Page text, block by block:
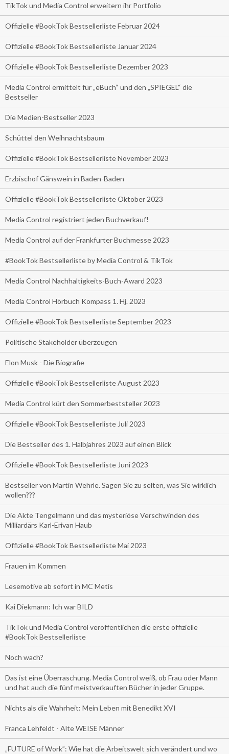
TikTok und Media Control erweitern ihr Portfolio
Offizielle #BookTok Bestsellerliste Februar 2024
Offizielle #BookTok Bestsellerliste Januar 2024
Offizielle #BookTok Bestsellerliste Dezember 2023
Media Control ermittelt für „eBuch“ und den „SPIEGEL“ die
Bestseller
Die Medien-Bestseller 2023
Schüttel den Weihnachtsbaum
Offizielle #BookTok Bestsellerliste November 2023
Erzbischof Gänswein in Baden-Baden
Offizielle #BookTok Bestsellerliste Oktober 2023
Media Control registriert jeden Buchverkauf!
Media Control auf der Frankfurter Buchmesse 2023
#BookTok Bestsellerliste by Media Control & TikTok
Media Control Nachhaltigkeits-Buch-Award 2023
Media Control Hörbuch Kompass 1. Hj. 2023
Offizielle #BookTok Bestsellerliste September 2023
Politische Stakeholder überzeugen
Elon Musk - Die Biografie
Offizielle #BookTok Bestsellerliste August 2023
Media Control kürt den Sommerbeststeller 2023
Offizielle #BookTok Bestsellerliste Juli 2023
Die Bestseller des 1. Halbjahres 2023 auf einen Blick
Offizielle #BookTok Bestsellerliste Juni 2023
Bestseller von Martin Wehrle. Sagen Sie zu selten, was Sie wirklich
wollen???
Die Akte Tengelmann und das mysteriöse Verschwinden des
Milliardärs Karl-Erivan Haub
Offizielle #BookTok Bestsellerliste Mai 2023
Frauen im Kommen
Lesemotive ab sofort in MC Metis
Kai Diekmann: Ich war BILD
TikTok und Media Control veröffentlichen die erste offizielle
#BookTok Bestsellerliste
Noch wach?
Das ist eine Überraschung. Media Control weiß, ob Frau oder Mann
und hat auch die fünf meistverkauften Bücher in jeder Gruppe.
Nichts als die Wahrheit: Mein Leben mit Benedikt XVI
Franca Lehfeldt - Alte WEISE Männer
„FUTURE of Work”: Wie hat die Arbeitswelt sich verändert und wo